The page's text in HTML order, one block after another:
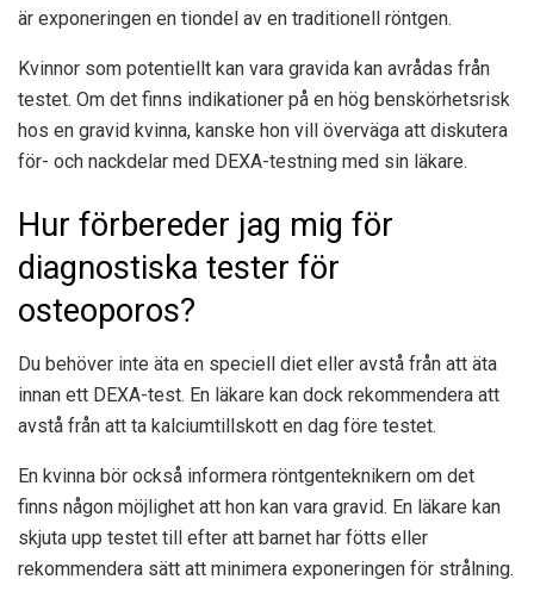
är exponeringen en tiondel av en traditionell röntgen.
Kvinnor som potentiellt kan vara gravida kan avrådas från
testet. Om det finns indikationer på en hög benskörhetsrisk
hos en gravid kvinna, kanske hon vill överväga att diskutera
för- och nackdelar med DEXA-testning med sin läkare.
Hur förbereder jag mig för
diagnostiska tester för
osteoporos?
Du behöver inte äta en speciell diet eller avstå från att äta
innan ett DEXA-test. En läkare kan dock rekommendera att
avstå från att ta kalciumtillskott en dag före testet.
En kvinna bör också informera röntgenteknikern om det
finns någon möjlighet att hon kan vara gravid. En läkare kan
skjuta upp testet till efter att barnet har fötts eller
rekommendera sätt att minimera exponeringen för strålning.